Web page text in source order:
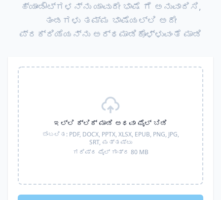
ಹ್ಯಾಂಡೌಟ್‌ಗಳನ್ನು ಯಾವುದೇ ಭಾಷೆ ಗೆ ಅನುವಾದಿಸಿ,
ತಂಡಗಳು ತಮ್ಮ ಭಾಷೆಯಲ್ಲಿ ಅದೇ
ಪ್ರಕ್ರಿಯೆಯನ್ನು ಅರ್ಥಮಾಡಿಕೊಳ್ಳುವಂತೆ ಮಾಡಿ
ಇಲ್ಲಿ ಕ್ಲಿಕ್ ಮಾಡಿ ಅಥವಾ ಫೈಲ್ ಬಿಡಿ
ಬೆಂಬಲಿತ: PDF, DOCX, PPTX, XLSX, EPUB, PNG, JPG,
SRT, ಮತ್ತಷ್ಟು
ಗರಿಷ್ಠ ಫೈಲ್ ಗಾತ್ರ 80 MB